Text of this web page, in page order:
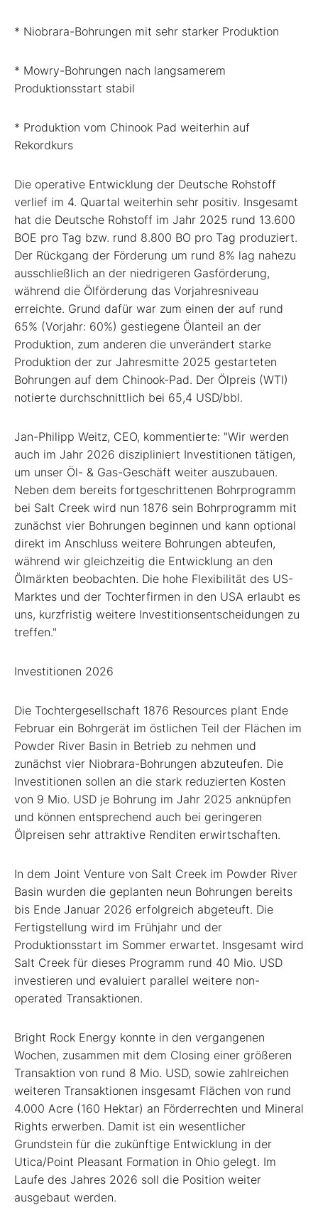
* Niobrara-Bohrungen mit sehr starker Produktion
* Mowry-Bohrungen nach langsamerem
Produktionsstart stabil
* Produktion vom Chinook Pad weiterhin auf
Rekordkurs
Die operative Entwicklung der Deutsche Rohstoff
verlief im 4. Quartal weiterhin sehr positiv. Insgesamt
hat die Deutsche Rohstoff im Jahr 2025 rund 13.600
BOE pro Tag bzw. rund 8.800 BO pro Tag produziert.
Der Rückgang der Förderung um rund 8% lag nahezu
ausschließlich an der niedrigeren Gasförderung,
während die Ölförderung das Vorjahresniveau
erreichte. Grund dafür war zum einen der auf rund
65% (Vorjahr: 60%) gestiegene Ölanteil an der
Produktion, zum anderen die unverändert starke
Produktion der zur Jahresmitte 2025 gestarteten
Bohrungen auf dem Chinook-Pad. Der Ölpreis (WTI)
notierte durchschnittlich bei 65,4 USD/bbl.
Jan-Philipp Weitz, CEO, kommentierte: "Wir werden
auch im Jahr 2026 diszipliniert Investitionen tätigen,
um unser Öl- & Gas-Geschäft weiter auszubauen.
Neben dem bereits fortgeschrittenen Bohrprogramm
bei Salt Creek wird nun 1876 sein Bohrprogramm mit
zunächst vier Bohrungen beginnen und kann optional
direkt im Anschluss weitere Bohrungen abteufen,
während wir gleichzeitig die Entwicklung an den
Ölmärkten beobachten. Die hohe Flexibilität des US-
Marktes und der Tochterfirmen in den USA erlaubt es
uns, kurzfristig weitere Investitionsentscheidungen zu
treffen."
Investitionen 2026
Die Tochtergesellschaft 1876 Resources plant Ende
Februar ein Bohrgerät im östlichen Teil der Flächen im
Powder River Basin in Betrieb zu nehmen und
zunächst vier Niobrara-Bohrungen abzuteufen. Die
Investitionen sollen an die stark reduzierten Kosten
von 9 Mio. USD je Bohrung im Jahr 2025 anknüpfen
und können entsprechend auch bei geringeren
Ölpreisen sehr attraktive Renditen erwirtschaften.
In dem Joint Venture von Salt Creek im Powder River
Basin wurden die geplanten neun Bohrungen bereits
bis Ende Januar 2026 erfolgreich abgeteuft. Die
Fertigstellung wird im Frühjahr und der
Produktionsstart im Sommer erwartet. Insgesamt wird
Salt Creek für dieses Programm rund 40 Mio. USD
investieren und evaluiert parallel weitere non-
operated Transaktionen.
Bright Rock Energy konnte in den vergangenen
Wochen, zusammen mit dem Closing einer größeren
Transaktion von rund 8 Mio. USD, sowie zahlreichen
weiteren Transaktionen insgesamt Flächen von rund
4.000 Acre (160 Hektar) an Förderrechten und Mineral
Rights erwerben. Damit ist ein wesentlicher
Grundstein für die zukünftige Entwicklung in der
Utica/Point Pleasant Formation in Ohio gelegt. Im
Laufe des Jahres 2026 soll die Position weiter
ausgebaut werden.